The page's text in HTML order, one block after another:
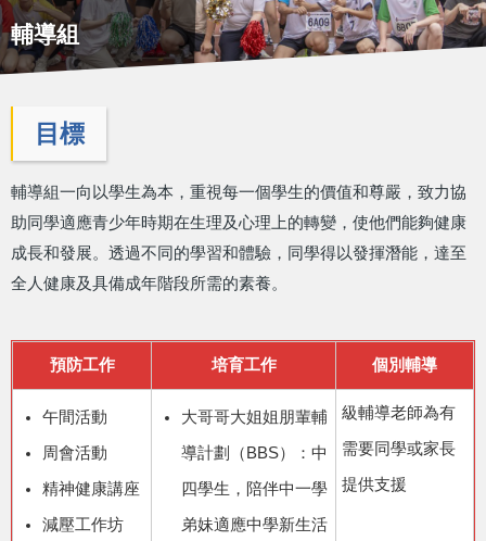
輔導組
目標
輔導組一向以學生為本，重視每一個學生的價值和尊嚴，致力協
助同學適應青少年時期在生理及心理上的轉變，使他們能夠健康
成長和發展。透過不同的學習和體驗，同學得以發揮潛能，達至
全人健康及具備成年階段所需的素養。
預防工作 培育工作 個別輔導
午間活動
周會活動
精神健康講座
減壓工作坊
大哥哥大姐姐朋輩輔
導計劃（BBS）：中
四學生，陪伴中一學
弟妹適應中學新生活
級輔導老師為有
需要同學或家長
提供支援